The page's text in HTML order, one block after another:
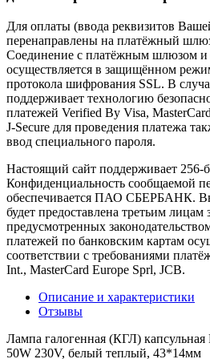
Для оплаты (ввода реквизитов
перенаправлены на платёжный
Соединение с платёжным шлюзом и
осуществляется в защищённом
протокола шифрования SSL. В
поддерживает технологию
платежей Verified By Visa,
J-Secure для проведения платежа
ввод специального пароля.
Настоящий сайт поддерживает 256-
Конфиденциальность сообщаемой
обеспечивается ПАО СБЕРБАНК.
будет предоставлена третьим
предусмотренных
платежей по банковским картам
соответствии с требованиями
Int., MasterCard Europe Sprl, JCB.
Описание и характеристики
Отзывы
Лампа галогенная (КГЛ)
50W 230V, белый теплый, 43*14мм